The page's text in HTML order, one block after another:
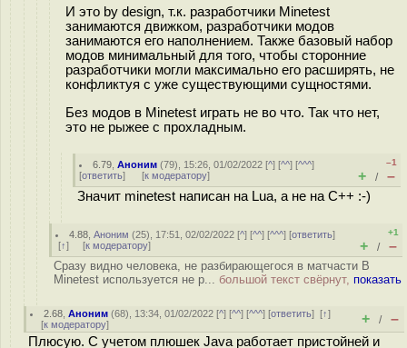
И это by design, т.к. разработчики Minetest
занимаются движком, разработчики модов
занимаются его наполнением. Также базовый набор
модов минимальный для того, чтобы сторонние
разработчики могли максимально его расширять, не
конфликтуя с уже существующими сущностями.
Без модов в Minetest играть не во что. Так что нет,
это не рыжее с прохладным.
6.79 ,Аноним (79), 15:26, 01/02/2022 [^] [^^] [^^^]
[ответить] [к модератору]
–1
+ / –
Значит minetest написан на Lua, а не на C++ :-)
4.88 ,Аноним (25), 17:51, 02/02/2022 [^] [^^] [^^^] [ответить]
[↑] [к модератору]
+1
+ / –
Сразу видно человека, не разбирающегося в матчасти В
Minetest используется не р... большой текст свёрнут, показать
2.68 ,Аноним (68), 13:34, 01/02/2022 [^] [^^] [^^^] [ответить][↑]
[к модератору] + / –
Плюсую. С учетом плюшек Java работает пристойней и